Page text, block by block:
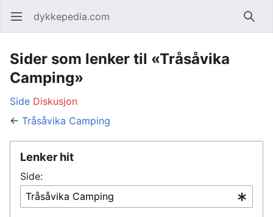
Åpne hovedmenyen dykkepedia.com Søk
Sider som lenker til «Tråsåvika
Camping»
Side Diskusjon
← Tråsåvika Camping
Lenker hit
Side: